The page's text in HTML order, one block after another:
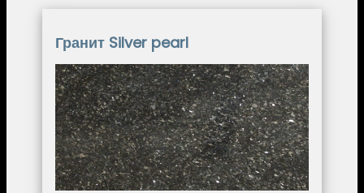
Гранит Silver pearl
Image